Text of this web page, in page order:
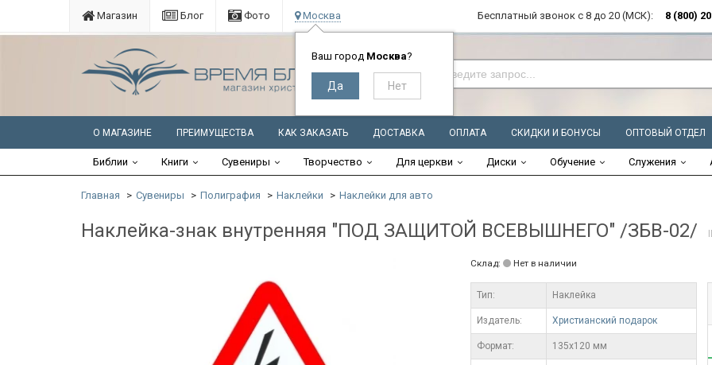
Магазин Блог Фото Москва
Ваш город Москва?
Бесплатный звонок с 8 до 20 (МСК): 8 (800)
О МАГАЗИНЕ ПРЕИМУЩЕСТВА КАК ЗАКАЗАТЬ ДОСТАВКА ОПЛАТА СКИДКИ И БОНУСЫ ОПТОВЫЙ ОТДЕЛ
Библии Книги Сувениры Творчество Для церкви Диски Обучение Служения
Главная Сувениры Полиграфия Наклейки Наклейки для авто
Наклейка-знак внутренняя "ПОД ЗАЩИТОЙ ВСЕВЫШНЕГО" /ЗБВ-02/
Склад: Нет в наличии
Тип: Наклейка
Издатель: Христианский подарок
Формат: 135х120 мм